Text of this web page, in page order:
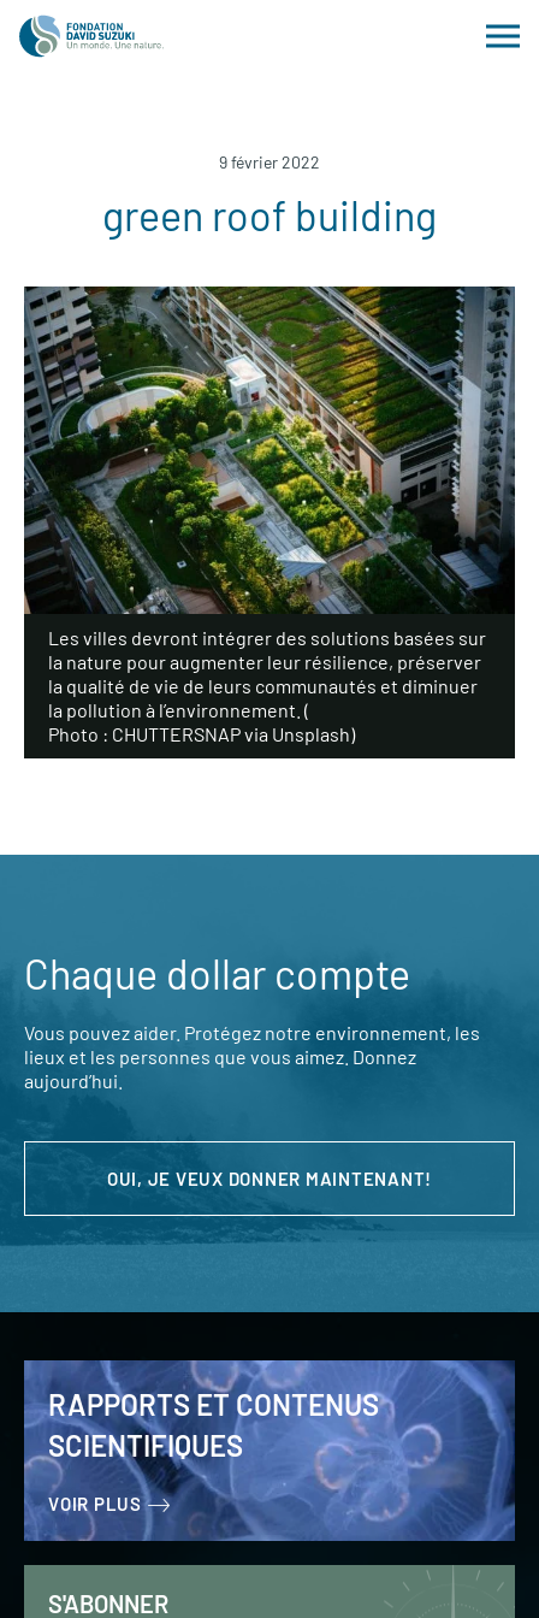
9 février 2022
green roof building
Les villes devront intégrer des solutions basées sur
la nature pour augmenter leur résilience, préserver
la qualité de vie de leurs communautés et diminuer
la pollution à l’environnement. (
Photo : CHUTTERSNAP via Unsplash)
Chaque dollar compte
Vous pouvez aider. Protégez notre environnement, les
lieux et les personnes que vous aimez. Donnez
aujourd’hui.
OUI, JE VEUX DONNER MAINTENANT!
RAPPORTS ET CONTENUS
SCIENTIFIQUES
VOIR PLUS
S'ABONNER